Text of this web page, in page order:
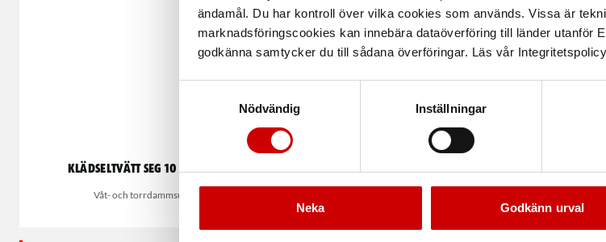
ändamål. Du har kontroll över vilka cookies som används. Vissa är
marknadsföringscookies kan innebära dataöverföring till länder utanför
godkänna samtycker du till sådana överföringar. Läs vår
Nödvändig
Inställningar
Neka Godkänn urval
Klädseltvätt SEG 10 Compact
Våt- och torrdammsugare
Munstycke klädsel